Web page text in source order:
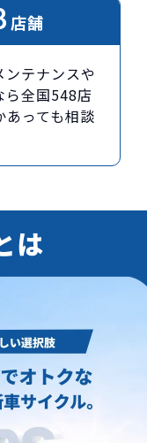
店舗
テナンスや
ら全国548店
っても相談
は